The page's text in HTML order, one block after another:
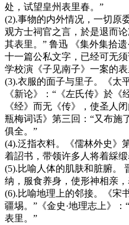
处，试望皇州表里春。”
(2).事物的内外情况，一切原
观方士祠官之言，於是退而
其表里。” 鲁迅 《集外集拾
十一篇公私文字，已经可无
学校演《子见南子》一案的表
(3).衣服的面子与里子。《太
《新论》：“《左氏传》於《
《经》而无《传》，使圣人
瓶梅词话》第三回：“又布施
俱全。”
(4).泛指衣料。《儒林外史》
着詔书，带领许多人将着綵
(5).比喻人体的肌肤和脏腑。
纳，服食养身，使形神相亲
(6).比喻地理上的邻接。《宋
疆埸。”《金史·地理志上》
表里。”